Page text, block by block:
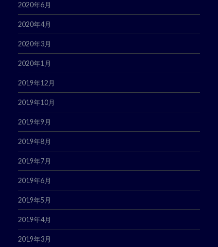
2020年6月
2020年4月
2020年3月
2020年1月
2019年12月
2019年10月
2019年9月
2019年8月
2019年7月
2019年6月
2019年5月
2019年4月
2019年3月